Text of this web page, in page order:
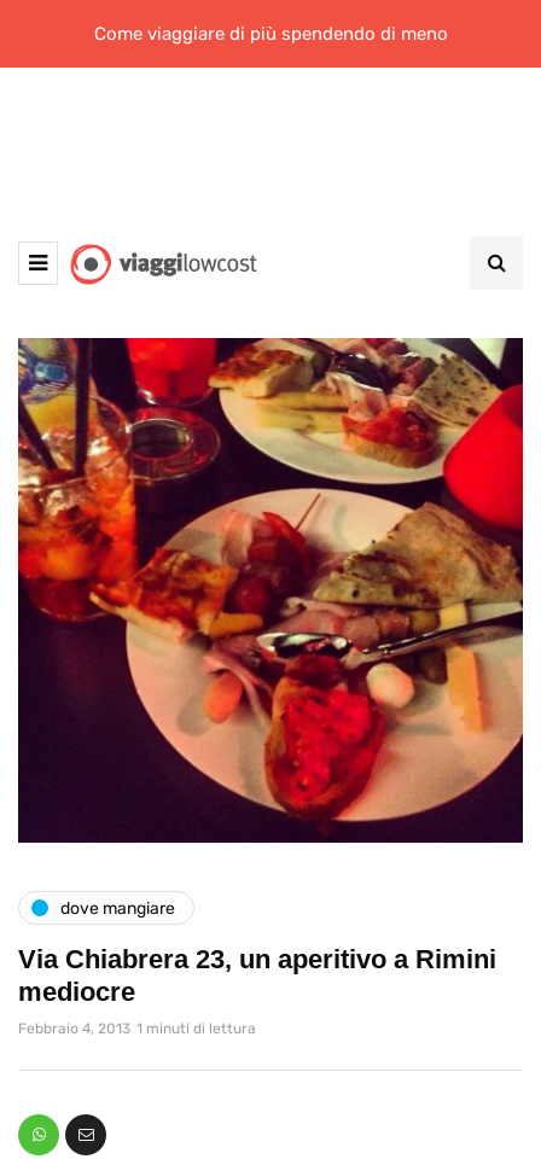
Come viaggiare di più spendendo di meno
dove mangiare
Via Chiabrera 23, un aperitivo a Rimini
mediocre
Febbraio 4, 2013 1 minuti di lettura